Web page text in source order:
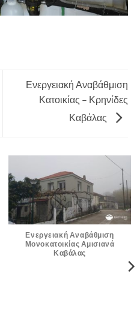
Ενεργειακή Αναβάθμιση
Κατοικίας – Κρηνίδες
Καβάλας
Ενεργειακή Αναβάθμιση
Μονοκατοικίας Αμισιανά
Καβάλας